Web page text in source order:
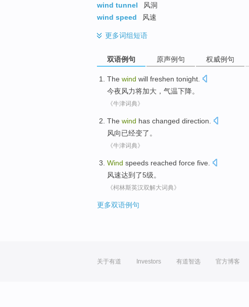
wind tunnel
风洞
wind speed
风速
更多词组短语
双语例句 原声例句 权威例句
The wind will freshen tonight.
今夜风力将加大 ，气温下降。
《牛津词典》
The wind has changed direction.
风向已经变了。
《牛津词典》
Wind speeds reached force five
风速达到了5级。
《柯林斯英汉双解大词典》
更多双语例句
关于有道 Investors 有道智选 官方博客